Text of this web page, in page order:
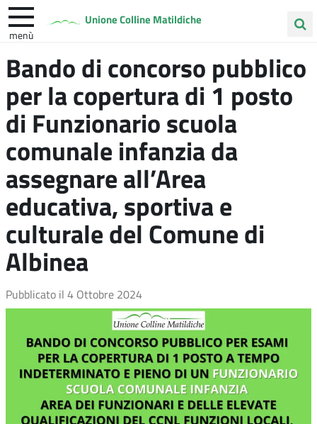
Unione Colline Matildiche
menù
nel
sito
Albinea Quattro Castella Vezzano sul Crostolo
Bando di concorso pubblico
per la copertura di 1 posto
di Funzionario scuola
comunale infanzia da
assegnare all’Area
educativa, sportiva e
culturale del Comune di
Albinea
Pubblicato il 4 Ottobre 2024